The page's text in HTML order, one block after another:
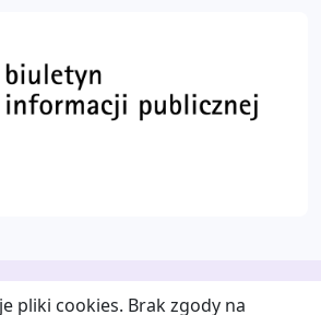
pliki cookies. Brak zgody na